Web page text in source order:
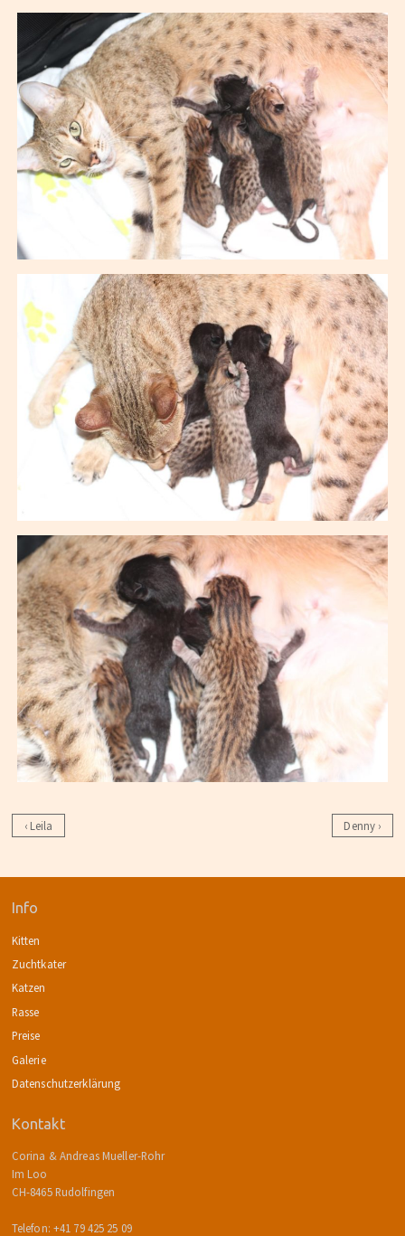
Beitragsnavigation Denny ›
‹Leila
Info
Kitten
Zuchtkater
Katzen
Rasse
Preise
Galerie
Datenschutzerklärung
Kontakt
Corina & Andreas Mueller-Rohr
Im Loo
CH-8465 Rudolfingen
Telefon: +41 79 425 25 09